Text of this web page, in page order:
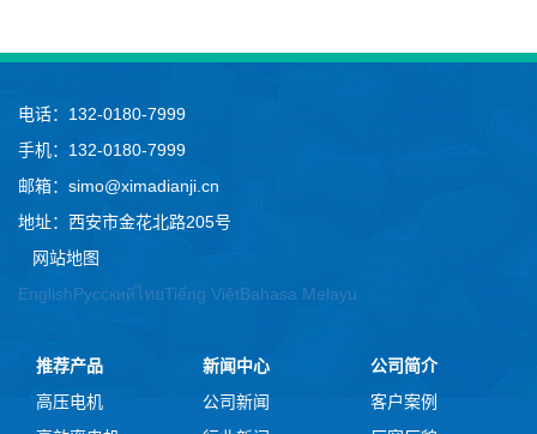
电话：132-0180-7999
手机：132-0180-7999
邮箱：simo@ximadianji.cn
地址：西安市金花北路205号
网站地图
EnglishРусскийไทยTiếng ViệtBahasa Melayu
推荐产品
高压电机
新闻中心
公司新闻
公司简介
客户案例